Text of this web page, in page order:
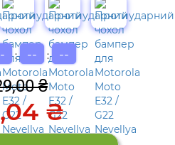
: -- : --
₴
₴